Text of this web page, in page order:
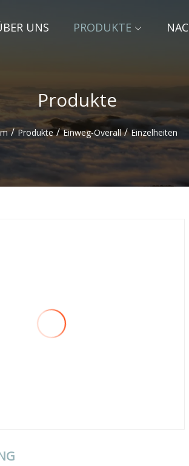
UNS PRODUKTE
Produkte
/ Produkte / Einweg-Overall / Einzelheiten